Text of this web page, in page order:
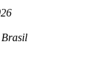
Brasil